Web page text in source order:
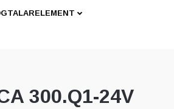
300.Q1-24V